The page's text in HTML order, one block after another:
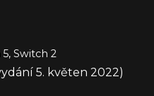
Switch 2
5. květen 2022)